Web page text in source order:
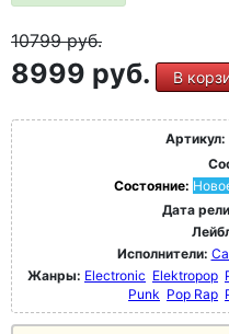
10799руб.
8999 руб. В
Артикул:
Состояние:
Дата
Исполнители:
Жанры: Electronic Elektropop
Punk Pop Rap